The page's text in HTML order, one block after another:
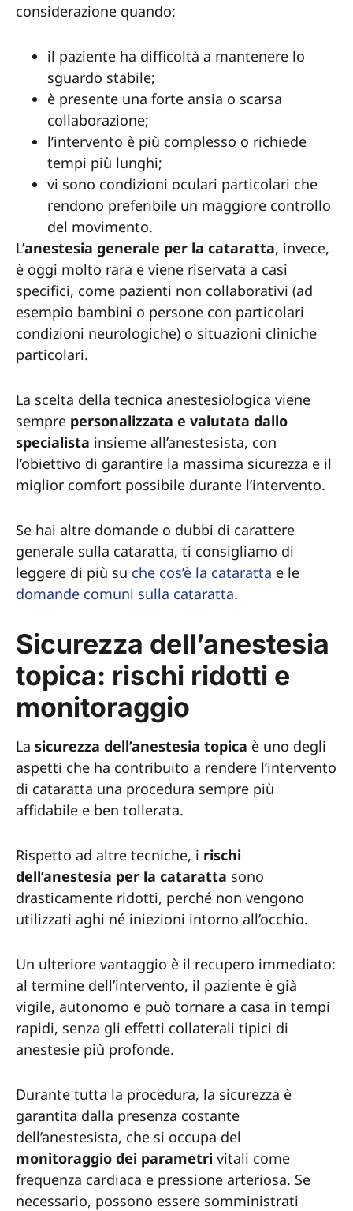
considerazione quando:
il paziente ha difficoltà a mantenere lo
sguardo stabile;
è presente una forte ansia o scarsa
collaborazione;
l’intervento è più complesso o richiede
tempi più lunghi;
vi sono condizioni oculari particolari che
rendono preferibile un maggiore controllo
del movimento.
L’anestesia generale per la cataratta, invece,
è oggi molto rara e viene riservata a casi
specifici, come pazienti non collaborativi (ad
esempio bambini o persone con particolari
condizioni neurologiche) o situazioni cliniche
particolari.
La scelta della tecnica anestesiologica viene
sempre personalizzata e valutata dallo
specialista insieme all’anestesista, con
l’obiettivo di garantire la massima sicurezza e il
miglior comfort possibile durante l’intervento.
Se hai altre domande o dubbi di carattere
generale sulla cataratta, ti consigliamo di
leggere di più su che cos’è la cataratta e le
domande comuni sulla cataratta.
Sicurezza dell’anestesia
topica: rischi ridotti e
monitoraggio
La sicurezza dell’anestesia topica è uno degli
aspetti che ha contribuito a rendere l’intervento
di cataratta una procedura sempre più
affidabile e ben tollerata.
Rispetto ad altre tecniche, i rischi
dell’anestesia per la cataratta sono
drasticamente ridotti, perché non vengono
utilizzati aghi né iniezioni intorno all’occhio.
Un ulteriore vantaggio è il recupero immediato:
al termine dell’intervento, il paziente è già
vigile, autonomo e può tornare a casa in tempi
rapidi, senza gli effetti collaterali tipici di
anestesie più profonde.
Durante tutta la procedura, la sicurezza è
garantita dalla presenza costante
dell’anestesista, che si occupa del
monitoraggio dei parametri vitali come
frequenza cardiaca e pressione arteriosa. Se
necessario, possono essere somministrati